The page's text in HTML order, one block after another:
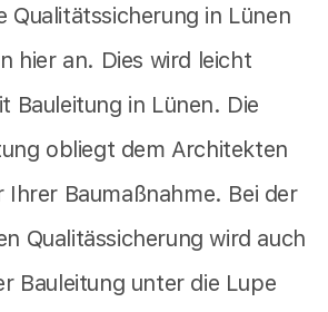
Qualitätssicherung in Lünen
hier an. Dies wird leicht
Bauleitung in Lünen. Die
obliegt dem Architekten
Ihrer Baumaßnahme. Bei der
Qualitässicherung wird auch
Bauleitung unter die Lupe